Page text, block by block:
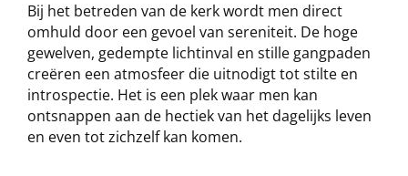
Bij het betreden van de kerk wordt men direct
omhuld door een gevoel van sereniteit. De hoge
gewelven, gedempte lichtinval en stille gangpaden
creëren een atmosfeer die uitnodigt tot stilte en
introspectie. Het is een plek waar men kan
ontsnappen aan de hectiek van het dagelijks leven
en even tot zichzelf kan komen.